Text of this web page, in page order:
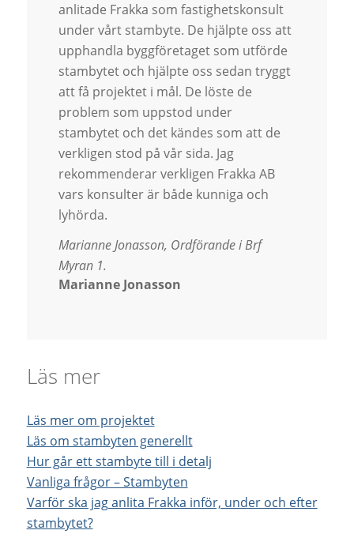
anlitade Frakka som fastighetskonsult
under vårt stambyte. De hjälpte oss att
upphandla byggföretaget som utförde
stambytet och hjälpte oss sedan tryggt
att få projektet i mål. De löste de
problem som uppstod under
stambytet och det kändes som att de
verkligen stod på vår sida. Jag
rekommenderar verkligen Frakka AB
vars konsulter är både kunniga och
lyhörda.
Marianne Jonasson, Ordförande i Brf
Myran 1.
Marianne Jonasson
Läs mer
Läs mer om projektet
Läs om stambyten generellt
Hur går ett stambyte till i detalj
Vanliga frågor – Stambyten
Varför ska jag anlita Frakka inför, under och efter
stambytet?